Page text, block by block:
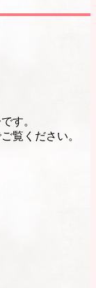
す。
覧ください。